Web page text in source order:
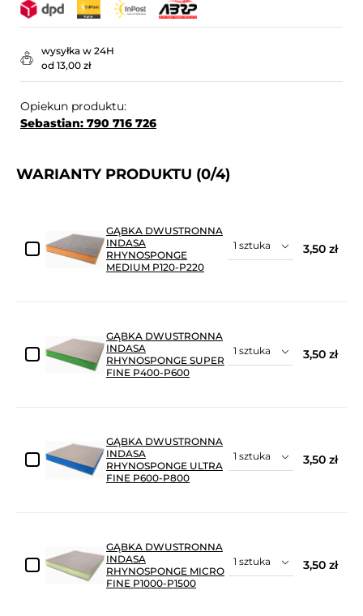
wysyłka w 24H
od 13,00 zł
Opiekun produktu:
Sebastian: 790 716 726
WARIANTY PRODUKTU (0/4)
GĄBKA DWUSTRONNA
INDASA
RHYNOSPONGE
MEDIUM P120-P220
3,50 zł
GĄBKA DWUSTRONNA
INDASA
RHYNOSPONGE SUPER
FINE P400-P600
3,50 zł
GĄBKA DWUSTRONNA
INDASA
RHYNOSPONGE ULTRA
FINE P600-P800
3,50 zł
GĄBKA DWUSTRONNA
INDASA
RHYNOSPONGE MICRO
FINE P1000-P1500
3,50 zł